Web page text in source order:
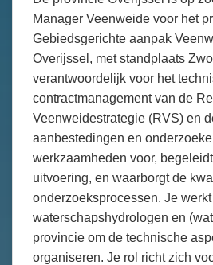
Manager Veenweide voor het
Gebiedsgerichte aanpak
Overijssel, met standplaats
verantwoordelijk voor het
contractmanagement van de
Veenweidestrategie (RVS) en
aanbestedingen en
werkzaamheden voor,
uitvoering, en waarborgt de
onderzoeksprocessen. Je
waterschapshydrologen en
provincie om de technische
organiseren. Je rol richt zich